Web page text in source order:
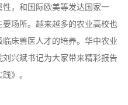
，和国际欧美等发达国家一
场所。越来越多的农业高校也
床兽医人才的培养。华中农业
兴斌书记为大家带来精彩报告
》。